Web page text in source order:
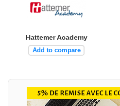
Hattemer Academy
Add to compare